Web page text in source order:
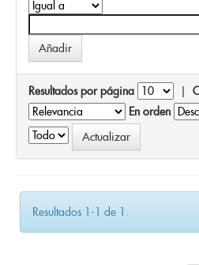
Resultados por página |
En orden
Resultados 1-1 de 1.